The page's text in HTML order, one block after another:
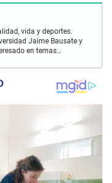
vida y deportes.
Jaime Bausate y
en temas